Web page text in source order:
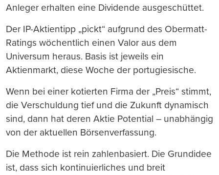
Anleger erhalten eine Dividende ausgeschüttet.
Der IP-Aktientipp „pickt“ aufgrund des Obermatt-
Ratings wöchentlich einen Valor aus dem
Universum heraus. Basis ist jeweils ein
Aktienmarkt, diese Woche der portugiesische.
Wenn bei einer kotierten Firma der „Preis“ stimmt,
die Verschuldung tief und die Zukunft dynamisch
sind, dann hat deren Aktie Potential – unabhängig
von der aktuellen Börsenverfassung.
Die Methode ist rein zahlenbasiert. Die Grundidee
ist, dass sich kontinuierliches und breit